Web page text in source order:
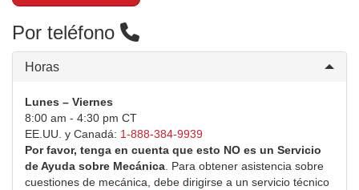
Por teléfono
Horas
Lunes – Viernes
8:00 am - 4:30 pm CT
EE.UU. y Canadá: 1-888-384-9939
Por favor, tenga en cuenta que esto NO es un Servicio
de Ayuda sobre Mecánica . Para obtener asistencia sobre
cuestiones de mecánica, debe dirigirse a un servicio técnico